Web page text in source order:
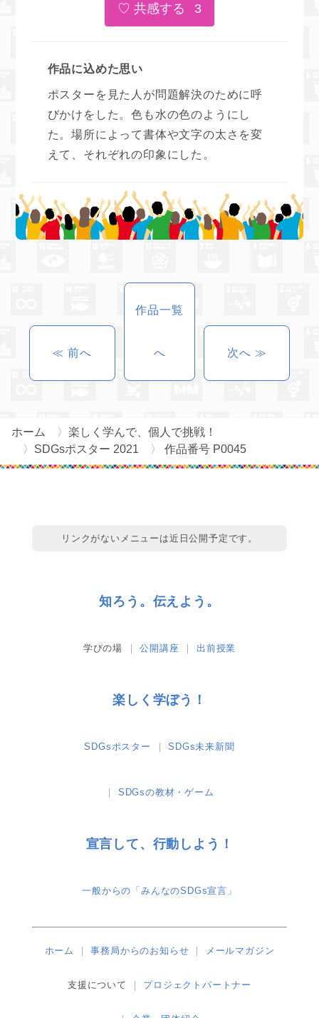
3
作品に込めた思い
ポスターを見た人が問題解決のために呼
びかけをした。色も水の色のようにし
た。場所によって書体や文字の太さを変
えて、それぞれの印象にした。
≪ 前へ
作品一覧
へ 次へ ≫
ホーム
楽しく学んで、個人で挑戦！
SDGsポスター 2021
作品番号 P0045
リンクがないメニューは近日公開予定です。
知ろう。伝えよう。
学びの場 公開講座 出前授業
楽しく学ぼう！
SDGsポスター SDGs未来新聞
SDGsの教材・ゲーム
宣言して、行動しよう！
一般からの「みんなのSDGs宣言」
ホーム 事務局からのお知らせ メールマガジン
支援について プロジェクトパートナー